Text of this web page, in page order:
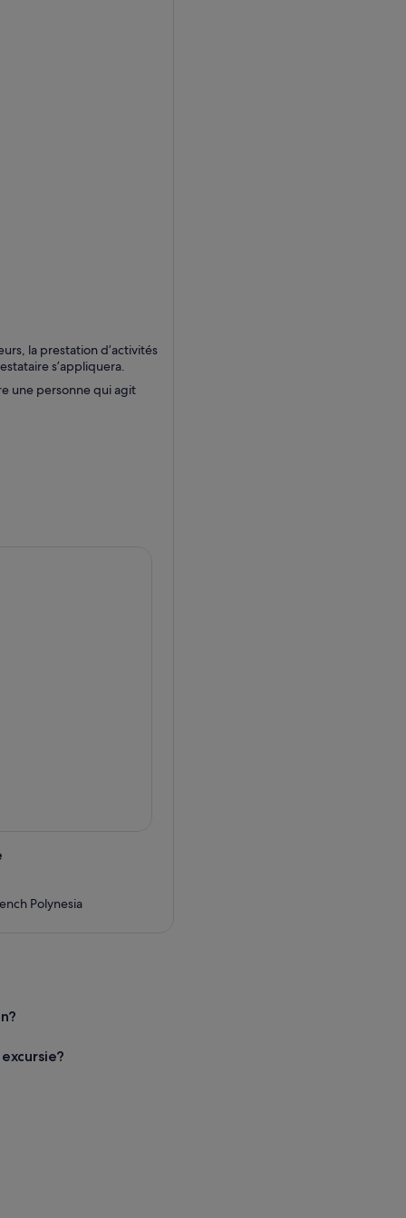
la prestation d’activités
s’appliquera.
une personne qui agit
Polynesia